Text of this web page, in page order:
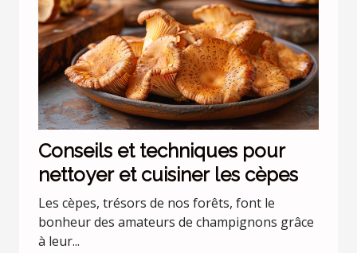
Conseils et techniques pour
nettoyer et cuisiner les cèpes
Les cèpes, trésors de nos forêts, font le
bonheur des amateurs de champignons grâce
à leur...